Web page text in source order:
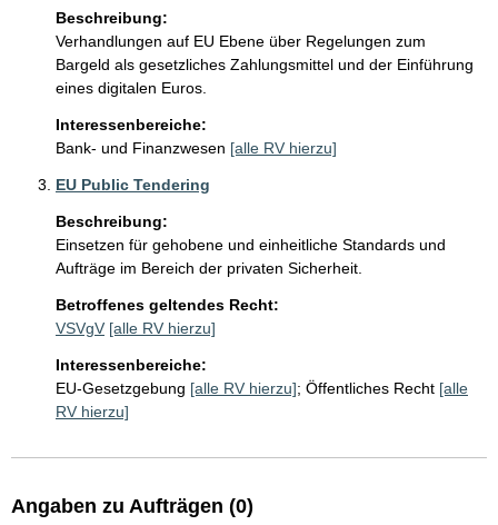
Beschreibung:
Verhandlungen auf EU Ebene über Regelungen zum
Bargeld als gesetzliches Zahlungsmittel und der Einführung
eines digitalen Euros.
Interessenbereiche:
Bank- und Finanzwesen [alle RV hierzu]
EU Public Tendering
Beschreibung:
Einsetzen für gehobene und einheitliche Standards und
Aufträge im Bereich der privaten Sicherheit.
Betroffenes geltendes Recht:
VSVgV [alle RV hierzu]
Interessenbereiche:
EU-Gesetzgebung [alle RV hierzu]; Öffentliches Recht [alle
RV hierzu]
Angaben zu Aufträgen (0)